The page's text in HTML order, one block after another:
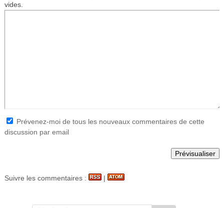
vides.
Prévenez-moi de tous les nouveaux commentaires de cette
discussion par email
Suivre les commentaires : |